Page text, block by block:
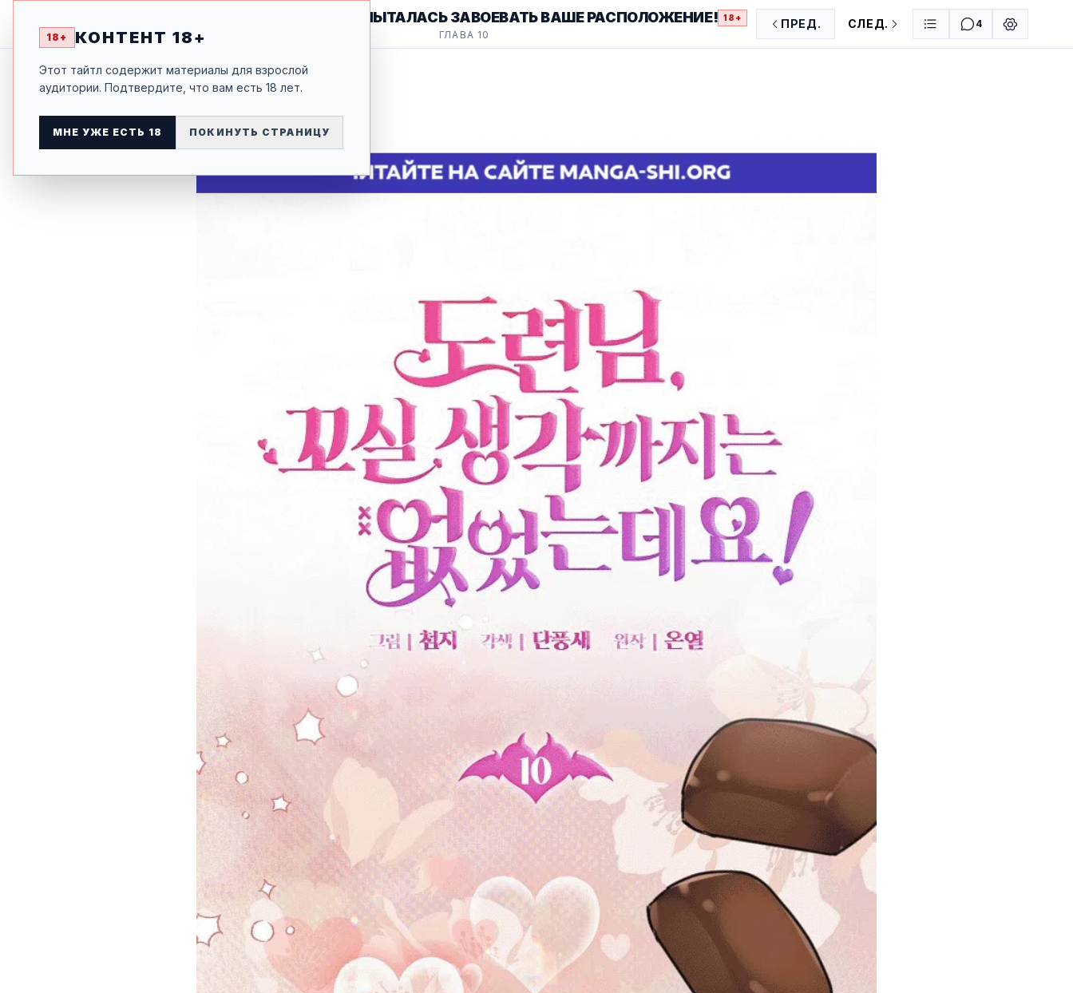
18+ КОНТЕНТ 18+
Этот тайтл содержит материалы для взрослой
аудитории. Подтвердите, что вам есть 18 лет.
МНЕ УЖЕ ЕСТЬ 18 ПОКИНУТЬ СТРАНИЦУ
ЮНЫЙ ГОСПОДИН, Я НЕ ПЫТАЛАСЬ ЗАВОЕВАТЬ ВАШЕ РАСПОЛОЖЕНИЕ! 18+
ГЛАВА 10
ПРЕД. СЛЕД. 4